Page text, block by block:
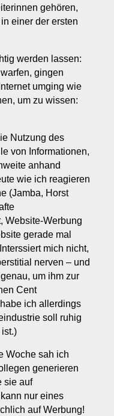
gehören,
einer der ersten
werden lassen:
gingen
umging wie
um zu wissen:
Nutzung des
von Informationen,
anhand
wie ich reagieren
(Jamba, Horst
Website-Werbung
gerade mal
mich nicht,
nerven – und
um ihm zur
Cent
ich allerdings
soll ruhig
Woche sah ich
generieren
sie auf
nur eines
auf Werbung!